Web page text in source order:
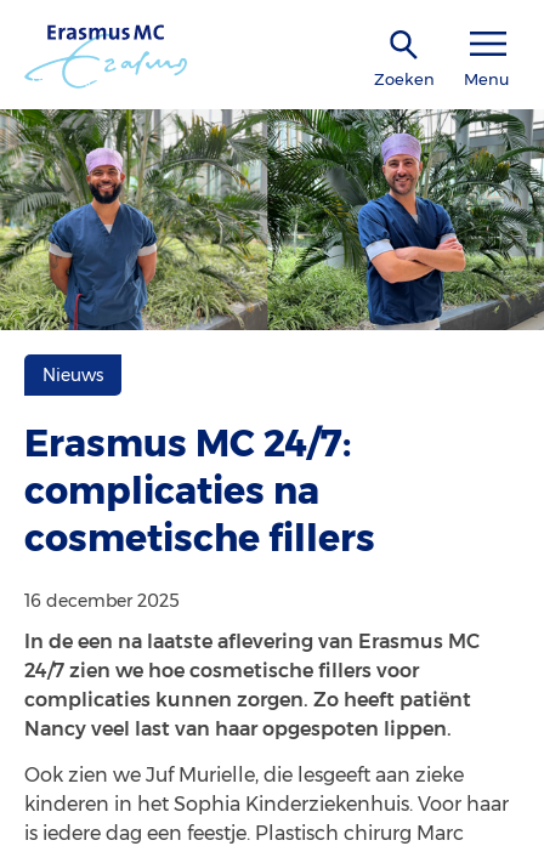
Zoeken Menu
Nieuws
Erasmus MC 24/7:
complicaties na
cosmetische fillers
16 december 2025
In de een na laatste aflevering van Erasmus MC
24/7 zien we hoe cosmetische fillers voor
complicaties kunnen zorgen. Zo heeft patiënt
Nancy veel last van haar opgespoten lippen.
Ook zien we Juf Murielle, die lesgeeft aan zieke
kinderen in het Sophia Kinderziekenhuis. Voor haar
is iedere dag een feestje. Plastisch chirurg Marc